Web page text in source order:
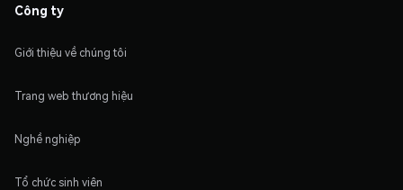
Công ty
Giới thiệu về chúng tôi
Trang web thương hiệu
Nghề nghiệp
Tổ chức sinh viên